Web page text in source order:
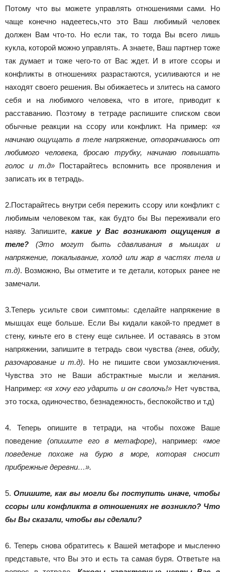
Потому что вы можете управлять отношениями сами. Но
чаще конечно надеетесь,что это Ваш любимый человек
должен Вам что-то. Но если так, то тогда Вы всего лишь
кукла, которой можно управлять. А знаете, Ваш партнер тоже
так думает и тоже чего-то от Вас ждет. И в итоге ссоры и
конфликты в отношениях разрастаются, усиливаются и не
находят своего решения. Вы обижаетесь и злитесь на самого
себя и на любимого человека, что в итоге, приводит к
расставанию. Поэтому в тетраде распишите списком свои
обычные реакции на ссору или конфликт. На пример: «я
начинаю ощущать в теле напряжение, отворачиваюсь от
любимого человека, бросаю трубку, начинаю повышать
голос и т.д»Постарайтесь вспомнить все проявления и
записать их в тетрадь.
2.Постарайтесь внутри себя пережить ссору или конфликт с
любимым человеком так, как будто бы Вы переживали его
наяву. Запишите, какие у Вас возникают ощущения в
теле? (Это могут быть сдавливания в мышцах и
напряжение, покалывание, холод или жар в частях тела и
т.д). Возможно, Вы отметите и те детали, которых ранее не
замечали.
3.Теперь усильте свои симптомы: сделайте напряжение в
мышцах еще больше. Если Вы кидали какой-то предмет в
стену, киньте его в стену еще сильнее. И оставаясь в этом
напряжении, запишите в тетрадь свои чувства (гнев, обиду,
разочарование и т.д). Но не пишите свои умозаключения.
Чувства это не Ваши абстрактные мысли и желания.
Например:«я хочу его ударить и он сволочь!» Нет чувства,
это тоска, одиночество, безнадежность, беспокойство и т.д)
4. Теперь опишите в тетради, на чтобы похоже Ваше
поведение (опишите его в метафоре), например:«мое
поведение похоже на бурю в море, которая сносит
прибрежные деревни…».
5. Опишите, как вы могли бы поступить иначе, чтобы
ссоры или конфликта в отношениях не возникло? Что
бы Вы сказали, чтобы вы сделали?
6. Теперь снова обратитесь к Вашей метафоре и мысленно
представьте, что Вы это и есть та самая буря. Ответьте на